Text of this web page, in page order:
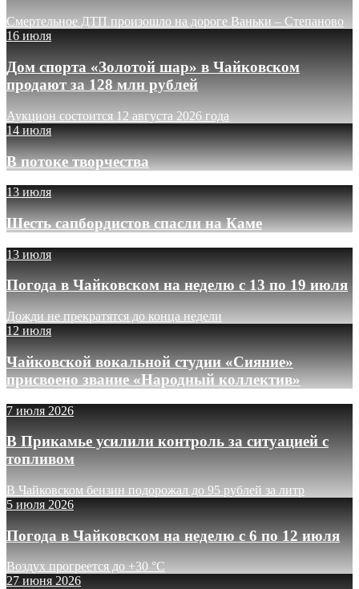
Смертельное ДТП произошло на дороге Ваньки – Степаново
16 июля
Дом спорта «Золотой шар» в Чайковском
продают за 128 млн рублей
Аукцион состоится 12 августа 2026 года
14 июля
В потоке творчества
13 июля
Шесть сапбордистов спасли на Каме
13 июля
Погода в Чайковском на неделю с 13 по 19 июля
Дожди не прекратятся до конца недели
12 июля
Чайковской вокальной студии «Сияние»
присвоено звание «Народный коллектив»
7 июля 2026
В Прикамье усилили контроль за ситуацией с
топливом
В Чайковском бензин подорожал до 95 рублей за литр
5 июля 2026
Погода в Чайковском на неделю с 6 по 12 июля
Воздух прогреется до +30 °C
27 июня 2026